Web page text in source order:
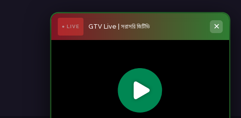
● LIVE GTV Live | সরাসরি জিটিভি ✕